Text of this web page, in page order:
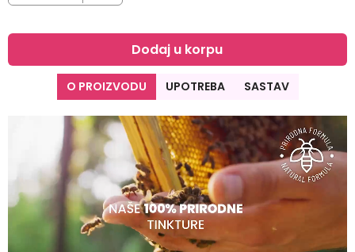
Dodaj u korpu
O PROIZVODU UPOTREBA SASTAV